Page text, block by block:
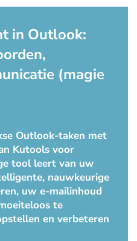
in Outlook:
(magie
Outlook-taken met
Kutools voor
tool leert van uw
nauwkeurige
uw e-mailinhoud
te
en verbeteren